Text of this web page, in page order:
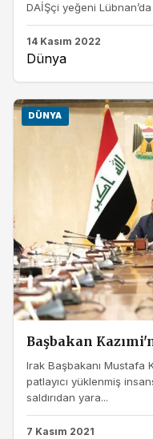
DAİŞçi yeğeni
14 Kasım 2022
Dünya
DÜNYA
Başbakan
Irak Başbakanı Mustafa
patlayıcı yüklenmiş
saldırıdan yara...
7 Kasım 2021